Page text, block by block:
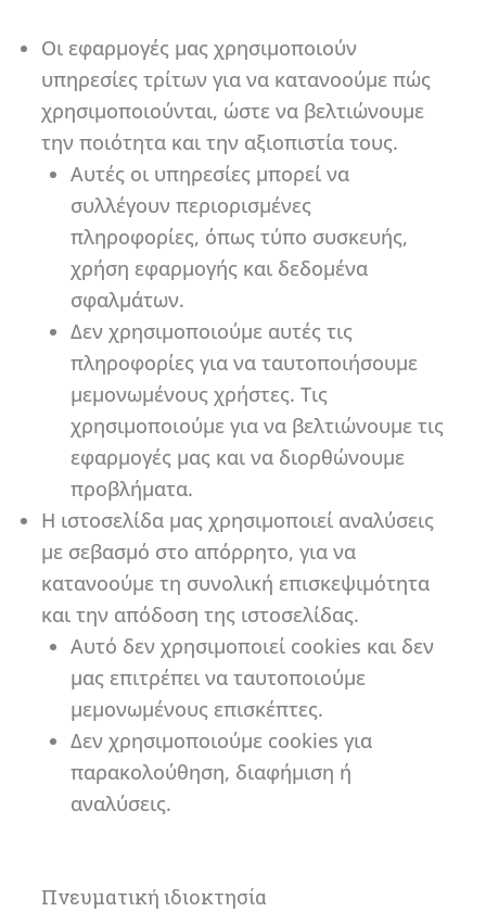
Οι εφαρμογές μας χρησιμοποιούν
υπηρεσίες τρίτων για να κατανοούμε πώς
χρησιμοποιούνται, ώστε να βελτιώνουμε
την ποιότητα και την αξιοπιστία τους.
Αυτές οι υπηρεσίες μπορεί να
συλλέγουν περιορισμένες
πληροφορίες, όπως τύπο συσκευής,
χρήση εφαρμογής και δεδομένα
σφαλμάτων.
Δεν χρησιμοποιούμε αυτές τις
πληροφορίες για να ταυτοποιήσουμε
μεμονωμένους χρήστες. Τις
χρησιμοποιούμε για να βελτιώνουμε τις
εφαρμογές μας και να διορθώνουμε
προβλήματα.
Η ιστοσελίδα μας χρησιμοποιεί αναλύσεις
με σεβασμό στο απόρρητο, για να
κατανοούμε τη συνολική επισκεψιμότητα
και την απόδοση της ιστοσελίδας.
Αυτό δεν χρησιμοποιεί cookies και δεν
μας επιτρέπει να ταυτοποιούμε
μεμονωμένους επισκέπτες.
Δεν χρησιμοποιούμε cookies για
παρακολούθηση, διαφήμιση ή
αναλύσεις.
Πνευματική ιδιοκτησία